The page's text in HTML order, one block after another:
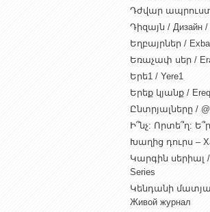
Դժվար ապրուստ
Դիզայն / Дизайн /
Եղբայրներ /
Եռաչափ սեր /
Երե1 / Yere1
Երեք կյանք /
Ընտրյալները /
Ի՞նչ: Որտե՞ղ:
Խաղից դուրս –
Կարգին սերիալ /
Series
Կենդանի
Живой журнал